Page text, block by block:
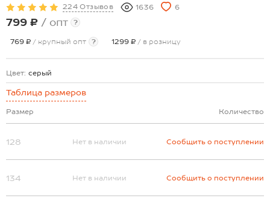
224 Отзывов 1636 6
799 ₽ / опт ?
769 ₽ / крупный опт ? 1299 ₽ / в розницу
Цвет: серый
Таблица размеров
Размер Количество
128 Нет в наличии Сообщить о поступлении
134 Нет в наличии Сообщить о поступлении